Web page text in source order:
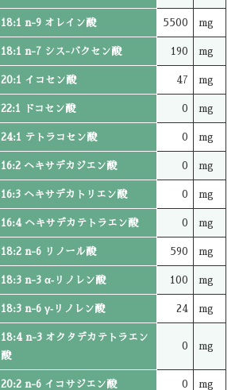
18:1 n-9 オレイン酸
5500 mg
18:1 n-7 シス-バクセン酸 190 mg
20:1 イコセン酸 47 mg
22:1 ドコセン酸 0 mg
24:1 テトラコセン酸 0 mg
16:2 ヘキサデカジエン酸 0 mg
16:3 ヘキサデカトリエン酸 0 mg
16:4 ヘキサデカテトラエン酸 0 mg
18:2 n-6 リノール酸 590 mg
18:3 n-3 α‐リノレン酸 100 mg
18:3 n-6 γ‐リノレン酸 24 mg
18:4 n-3 オクタデカテトラエン
酸
0 mg
20:2 n-6 イコサジエン酸 0 mg